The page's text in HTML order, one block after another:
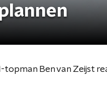
topman Ben van Zeijst